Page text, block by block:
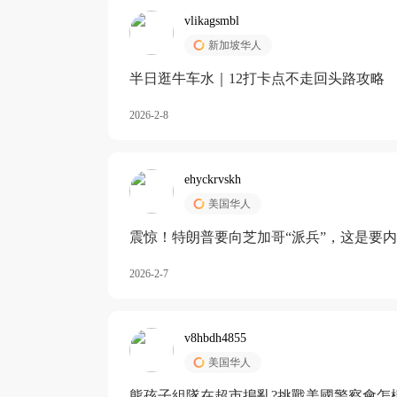
vlikagsmbl
新加坡华人
半日逛牛车水｜12打卡点不走回头路攻略
2026-2-8
ehyckrvskh
美国华人
震惊！特朗普要向芝加哥“派兵”，这是要
2026-2-7
v8hbdh4855
美国华人